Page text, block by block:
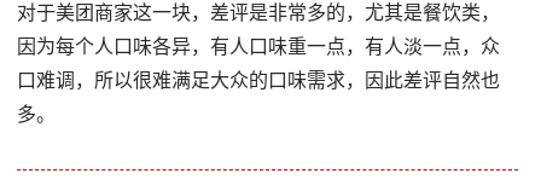
对于美团商家这一块，差评是非常多的，尤其是餐饮类，
因为每个人口味各异，有人口味重一点，有人淡一点，众
口难调，所以很难满足大众的口味需求，因此差评自然也
多。